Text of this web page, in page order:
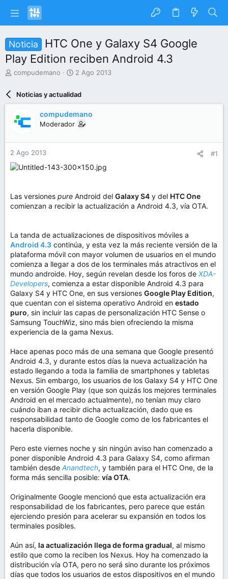
Noticia
HTC One y Galaxy S4 Google
Play Edition reciben Android 4.3
I
a
r
d
e
l
m
a
compudemano
F
h
d
e
n
c
2 Ago 2013
Noticias y actualidad
compudemano
Moderador
2 Ago 2013 #1
Las versiones pure Android del Galaxy S4 y del HTC One
comienzan a recibir la actualización a Android 4.3, vía OTA.
La tanda de actualizaciones de dispositivos móviles a
Android 4.3 continúa, y esta vez la más reciente versión de la
plataforma móvil con mayor volumen de usuarios en el mundo
comienza a llegar a dos de los terminales más atractivos en el
mundo androide. Hoy, según revelan desde los foros de XDA-
Developers, comienza a estar disponible Android 4.3 para
Galaxy S4 y HTC One, en sus versiones Google Play Edition,
que cuentan con el sistema operativo Android en estado
puro, sin incluir las capas de personalización HTC Sense o
Samsung TouchWiz, sino más bien ofreciendo la misma
experiencia de la gama Nexus.
Hace apenas poco más de una semana que Google presentó
Android 4.3, y durante estos días la nueva actualización ha
estado llegando a toda la familia de smartphones y tabletas
Nexus. Sin embargo, los usuarios de los Galaxy S4 y HTC One
en versión Google Play (que son quizás los mejores terminales
Android en el mercado actualmente), no tenían muy claro
cuándo iban a recibir dicha actualización, dado que es
responsabilidad tanto de Google como de los fabricantes el
hacerla disponible.
Pero este viernes noche y sin ningún aviso han comenzado a
poner disponible Android 4.3 para Galaxy S4, como afirman
también desde Anandtech, y también para el HTC One, de la
forma más sencilla posible: vía OTA.
Originalmente Google mencionó que esta actualización era
responsabilidad de los fabricantes, pero parece que están
ejerciendo presión para acelerar su expansión en todos los
terminales posibles.
Aún así, la actualización llega de forma gradual, al mismo
estilo que como la reciben los Nexus. Hoy ha comenzado la
distribución vía OTA, pero no será sino durante los próximos
días que todos los usuarios de estos dispositivos en el mundo